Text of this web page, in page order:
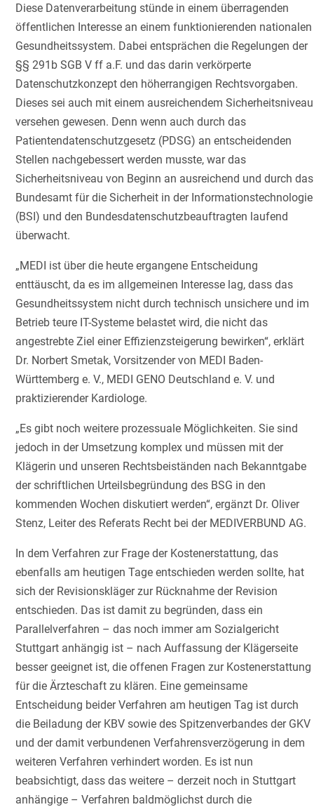
Diese Datenverarbeitung stünde in einem überragenden
öffentlichen Interesse an einem funktionierenden nationalen
Gesundheitssystem. Dabei entsprächen die Regelungen der
§§ 291b SGB V ff a.F. und das darin verkörperte
Datenschutzkonzept den höherrangigen Rechtsvorgaben.
Dieses sei auch mit einem ausreichendem Sicherheitsniveau
versehen gewesen. Denn wenn auch durch das
Patientendatenschutzgesetz (PDSG) an entscheidenden
Stellen nachgebessert werden musste, war das
Sicherheitsniveau von Beginn an ausreichend und durch das
Bundesamt für die Sicherheit in der Informationstechnologie
(BSI) und den Bundesdatenschutzbeauftragten laufend
überwacht.
„MEDI ist über die heute ergangene Entscheidung
enttäuscht, da es im allgemeinen Interesse lag, dass das
Gesundheitssystem nicht durch technisch unsichere und im
Betrieb teure IT-Systeme belastet wird, die nicht das
angestrebte Ziel einer Effizienzsteigerung bewirken“, erklärt
Dr. Norbert Smetak, Vorsitzender von MEDI Baden-
Württemberg e. V., MEDI GENO Deutschland e. V. und
praktizierender Kardiologe.
„Es gibt noch weitere prozessuale Möglichkeiten. Sie sind
jedoch in der Umsetzung komplex und müssen mit der
Klägerin und unseren Rechtsbeiständen nach Bekanntgabe
der schriftlichen Urteilsbegründung des BSG in den
kommenden Wochen diskutiert werden“, ergänzt Dr. Oliver
Stenz, Leiter des Referats Recht bei der MEDIVERBUND AG.
In dem Verfahren zur Frage der Kostenerstattung, das
ebenfalls am heutigen Tage entschieden werden sollte, hat
sich der Revisionskläger zur Rücknahme der Revision
entschieden. Das ist damit zu begründen, dass ein
Parallelverfahren – das noch immer am Sozialgericht
Stuttgart anhängig ist – nach Auffassung der Klägerseite
besser geeignet ist, die offenen Fragen zur Kostenerstattung
für die Ärzteschaft zu klären. Eine gemeinsame
Entscheidung beider Verfahren am heutigen Tag ist durch
die Beiladung der KBV sowie des Spitzenverbandes der GKV
und der damit verbundenen Verfahrensverzögerung in dem
weiteren Verfahren verhindert worden. Es ist nun
beabsichtigt, dass das weitere – derzeit noch in Stuttgart
anhängige – Verfahren baldmöglichst durch die